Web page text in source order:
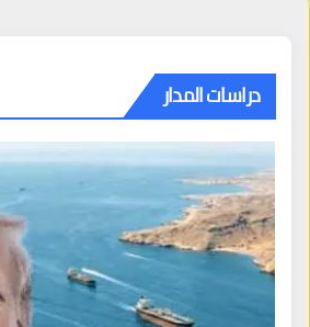
دراسات المدار